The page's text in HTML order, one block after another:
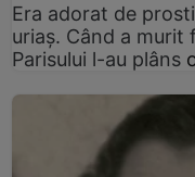
Era adorat de
uriaș. Când a
Parisului l-au plâns